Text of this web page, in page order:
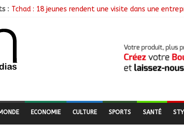
: Tchad : 18 jeunes rendent une visite dans une
Moyen-Chari : Lancement de la campagne de
Barh-Koh : Le MPS installe ses nouvelles instances
Borkou : Recrudescence des braquages sur l’axe
ECONOMIE CULTURE SPORTS SANTÉ